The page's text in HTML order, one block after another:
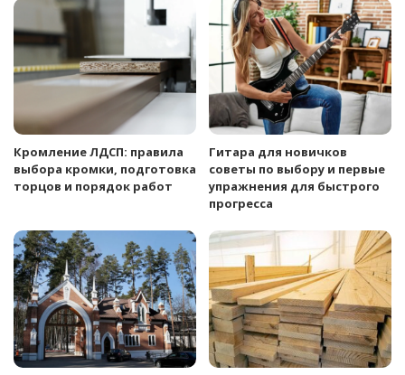
Кромление ЛДСП: правила
выбора кромки, подготовка
торцов и порядок работ
Гитара для новичков
советы по выбору и первые
упражнения для быстрого
прогресса